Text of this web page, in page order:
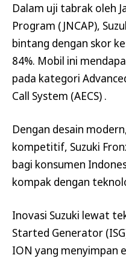
Dalam uji tabrak oleh
Program (JNCAP),
bintang dengan skor
84%. Mobil ini
pada kategori
Call System (AECS) .
Dengan desain
kompetitif, Suzuki
bagi konsumen
kompak dengan
Inovasi Suzuki lewat
Started Generator
ION yang menyimpan